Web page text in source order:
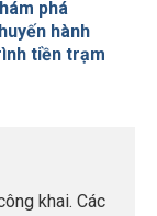
phá
hành
tiền trạm
khai. Các